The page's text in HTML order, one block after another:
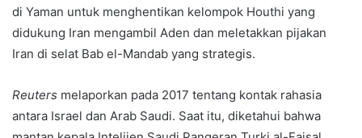
di Yaman untuk menghentikan kelompok Houthi yang
didukung Iran mengambil Aden dan meletakkan pijakan
Iran di selat Bab el-Mandab yang strategis.
Reuters melaporkan pada 2017 tentang kontak rahasia
antara Israel dan Arab Saudi. Saat itu, diketahui bahwa